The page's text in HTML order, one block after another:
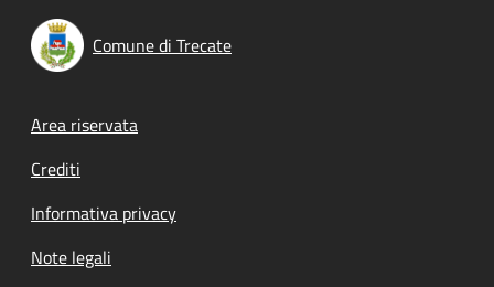
Comune di Trecate
Footer menu
Area riservata
Crediti
Informativa privacy
Note legali